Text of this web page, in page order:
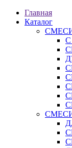
Главная
Каталог